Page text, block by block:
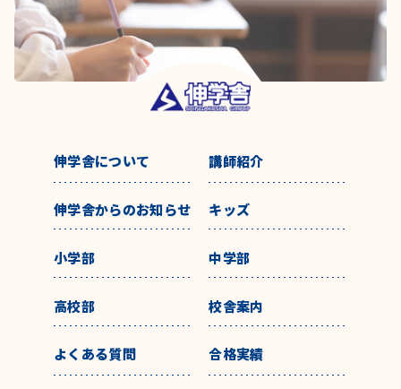
伸学舎について 講師紹介
伸学舎からのお知らせ キッズ
小学部 中学部
高校部 校舎案内
よくある質問 合格実績